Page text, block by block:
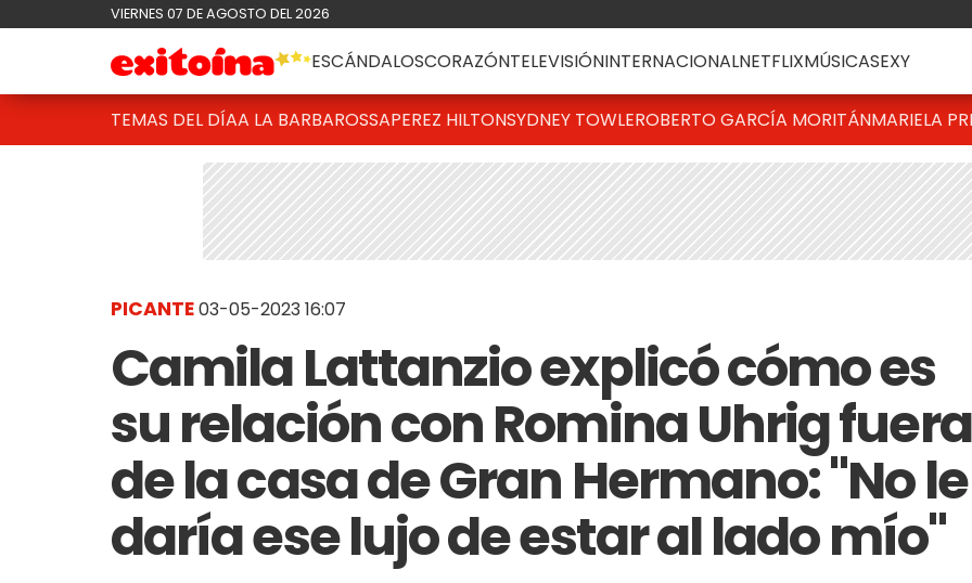
VIERNES 07 DE AGOSTO DEL 2026
ESCÁNDALOSCORAZÓNTELEVISIÓNINTERNACIONALNETFLIXMÚSICASEXY
TEMAS DEL DÍAA LA BARBAROSSAPEREZ HILTONSYDNEY TOWLEROBERTO GARCÍA MORITÁNMARIELA
PICANTE03-05-2023 16:07
Camila Lattanzio explicó cómo es
su relación con Romina Uhrig fuera
de la casa de Gran Hermano: "No le
daría ese lujo de estar al lado mío"